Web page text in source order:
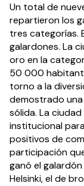
Un total de
repartieron los
tres categorías.
galardones. La
oro en la
50 000
torno a la
demostrado
sólida. La
institucional
positivos de
participación
ganó el
Helsinki, el de